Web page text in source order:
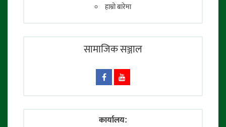
हाम्रो बारेमा
सामाजिक सञ्जाल
कार्यालय: